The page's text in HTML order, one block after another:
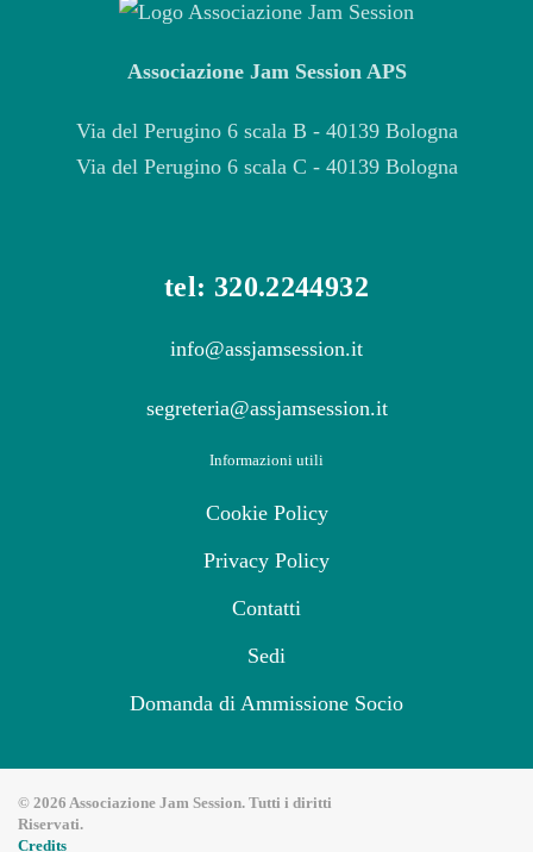
Associazione Jam Session APS
Via del Perugino 6 scala B - 40139 Bologna
Via del Perugino 6 scala C - 40139 Bologna
tel: 320.2244932
info@assjamsession.it
segreteria@assjamsession.it
Informazioni utili
Cookie Policy
Privacy Policy
Contatti
Sedi
Domanda di Ammissione Socio
© 2026 Associazione Jam Session. Tutti i diritti
Riservati.
Credits